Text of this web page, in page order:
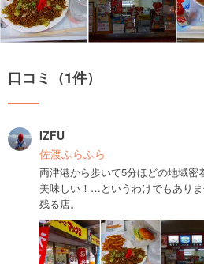
口コミ（1件）
IZFU
佐渡ふらふら
両津港から歩いて5分ほどの地域密
美味しい！…というわけでもあり
残る店。